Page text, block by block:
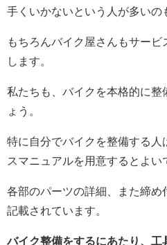
手くいかないという人が多いの
もちろんバイク屋さんもサー
します。
私たちも、バイクを本格的に整
ょう。
特に自分でバイクを整備する人
スマニュアルを用意するとよい
各部のパーツの詳細、また締め
記載されています。
バイク整備をするにあたり、工